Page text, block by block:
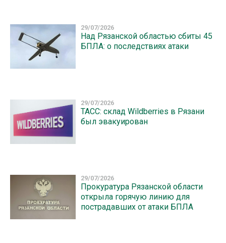
29/07/2026
Над Рязанской областью сбиты 45
БПЛА: о последствиях атаки
29/07/2026
ТАСС: склад Wildberries в Рязани
был эвакуирован
29/07/2026
Прокуратура Рязанской области
открыла горячую линию для
пострадавших от атаки БПЛА